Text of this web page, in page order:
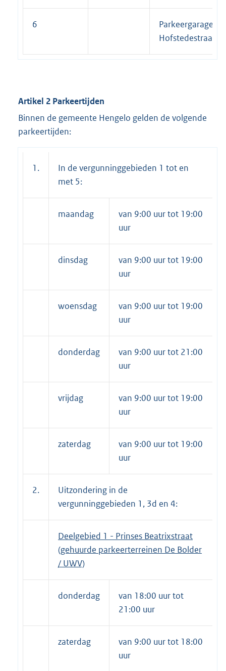
6
Parkeergarage
Hofstedestraat.
Artikel 2 Parkeertijden
Binnen de gemeente Hengelo gelden de volgende
parkeertijden:
1.
In de vergunninggebieden 1 tot en
met 5:
maandag
van 9:00 uur tot 19:00
uur
dinsdag
van 9:00 uur tot 19:00
uur
woensdag
van 9:00 uur tot 19:00
uur
donderdag
van 9:00 uur tot 21:00
uur
vrijdag
van 9:00 uur tot 19:00
uur
zaterdag
van 9:00 uur tot 19:00
uur
2.
Uitzondering in de
vergunninggebieden 1, 3d en 4:
Deelgebied 1 - Prinses Beatrixstraat
(gehuurde parkeerterreinen De Bolder
/ UWV)
donderdag
van 18:00 uur tot
21:00 uur
zaterdag
van 9:00 uur tot 18:00
uur